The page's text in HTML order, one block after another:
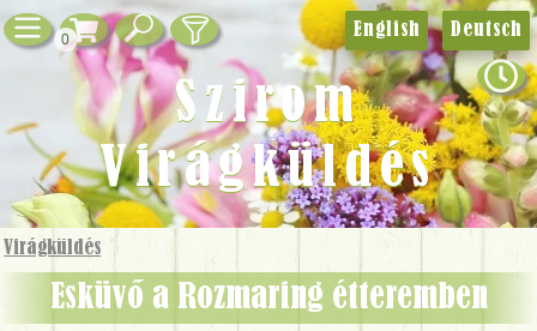
0
Virágküldés
Esküvő a Rozmaring étteremben
English Deutsch
Szirom
Virágküldés